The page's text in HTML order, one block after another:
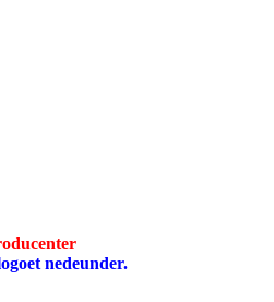
nedeunder.